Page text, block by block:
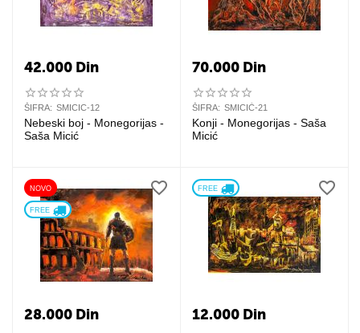
42.000 Din
ŠIFRA: SMICIC-12
Nebeski boj - Monegorijas -
Saša Micić
70.000 Din
ŠIFRA: SMICIĆ-21
Konji - Monegorijas - Saša
Micić
NOVO
FREE
28.000 Din
FREE
12.000 Din